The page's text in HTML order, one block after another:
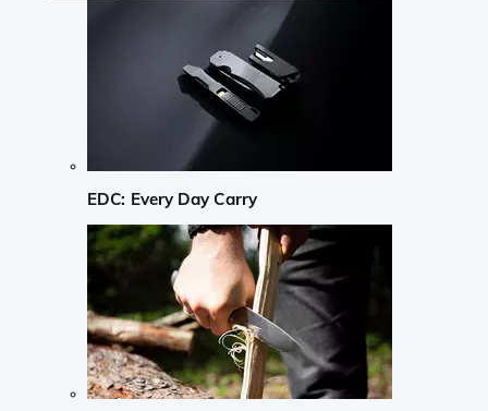
EDC: Every Day Carry